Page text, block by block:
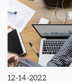
12-14-2022